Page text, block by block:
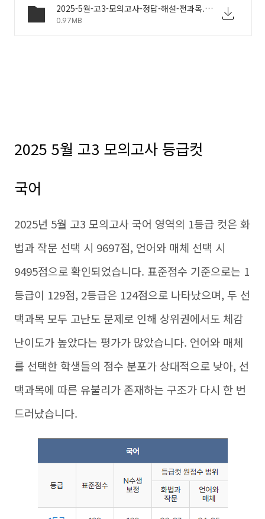
2025-5월-고3-모의고사-정답-해설-전과목.pdf
0.97MB
2025 5월 고3 모의고사 등급컷
국어
2025년 5월 고3 모의고사 국어 영역의 1등급 컷은 화
법과 작문 선택 시 9697점, 언어와 매체 선택 시
9495점으로 확인되었습니다. 표준점수 기준으로는 1
등급이 129점, 2등급은 124점으로 나타났으며, 두 선
택과목 모두 고난도 문제로 인해 상위권에서도 체감
난이도가 높았다는 평가가 많았습니다. 언어와 매체
를 선택한 학생들의 점수 분포가 상대적으로 낮아, 선
택과목에 따른 유불리가 존재하는 구조가 다시 한 번
드러났습니다.